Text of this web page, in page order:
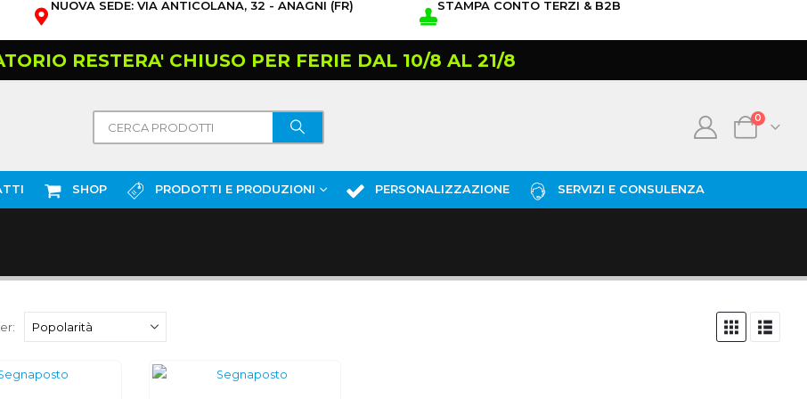
NUOVA SEDE: VIA ANTICOLANA, 32 - ANAGNI (FR) STAMPA CONTO TERZI & B2B
RESTERA' CHIUSO PER FERIE DAL 10/8 AL 21/8
0
SHOP PRODOTTI E PRODUZIONI PERSONALIZZAZIONE SERVIZI E CONSULENZA